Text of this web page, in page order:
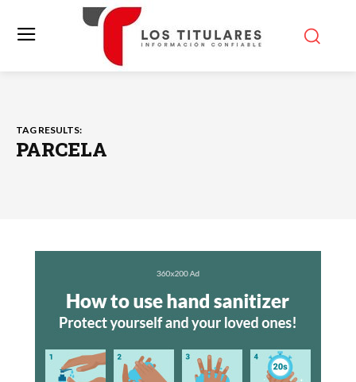
TAG RESULTS:
PARCELA